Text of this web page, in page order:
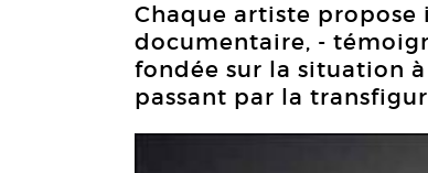
Chaque artiste
documentaire, -
fondée sur la situation
passant par la